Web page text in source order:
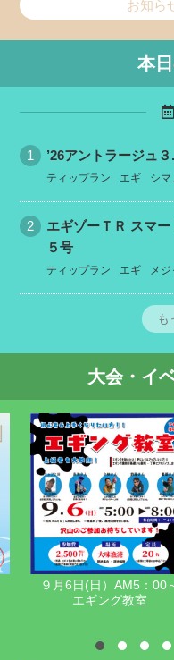
お知ら
本
’26アントラージュ
ティップラン エギ シマ
エギゾーＴＲ スマ
５号
ティップラン エギ メ
も
大会・イ
鮎遊漁証2026年
福井県内各河川入